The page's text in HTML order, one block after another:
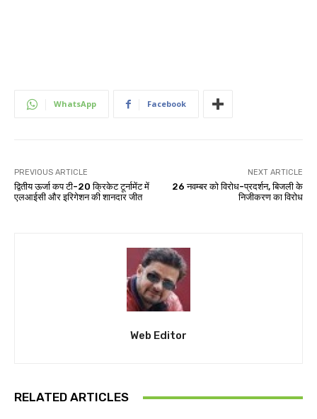
WhatsApp Facebook
PREVIOUS ARTICLE
द्वितीय ऊर्जा कप टी-20 क्रिकेट टूर्नामेंट में
एलआईसी और इरिगेशन की शानदार जीत
NEXT ARTICLE
26 नवम्बर को विरोध-प्रदर्शन, बिजली के
निजीकरण का विरोध
Web Editor
RELATED ARTICLES